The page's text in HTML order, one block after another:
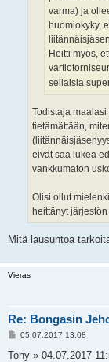
varma) ja
huomiokyky,
Heitti myös,
sellaisia
Todistaja
tietämättään,
eivät saa lukea
vankkumaton
Olisi ollut
heittänyt
Mitä lausuntoa
Vieras
Re: Bongasin
V
e
05.07.2017 13:08
Tony » 04.07.2017